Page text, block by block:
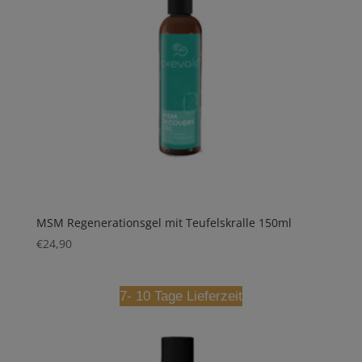
MSM Regenerationsgel mit Teufelskralle 150ml
€24,90
7- 10 Tage Lieferzeit